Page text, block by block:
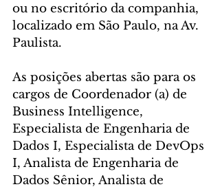
ou no escritório da companhia,
localizado em São Paulo, na Av.
Paulista.
As posições abertas são para os
cargos de Coordenador (a) de
Business Intelligence,
Especialista de Engenharia de
Dados I, Especialista de DevOps
I, Analista de Engenharia de
Dados Sênior, Analista de